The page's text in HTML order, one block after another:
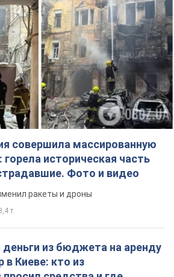
совершила массированную
горела историческая часть
Фото и видео
ракеты и дроны
т.
из бюджета на аренду
в Киеве: кто из